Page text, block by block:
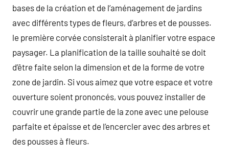
bases de la création et de l’aménagement de jardins
avec différents types de fleurs, d’arbres et de pousses.
le première corvée consisterait à planifier votre espace
paysager. La planification de la taille souhaité se doit
d’être faite selon la dimension et de la forme de votre
zone de jardin. Si vous aimez que votre espace et votre
ouverture soient prononcés, vous pouvez installer de
couvrir une grande partie de la zone avec une pelouse
parfaite et épaisse et de l’encercler avec des arbres et
des pousses à fleurs.